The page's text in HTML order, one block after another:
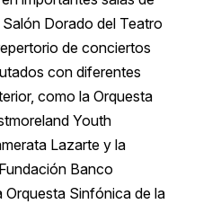
Dorado del Teatro
de conciertos
con diferentes
como la Orquesta
Youth
Lazarte y la
Banco
Orquesta Sinfónica de la